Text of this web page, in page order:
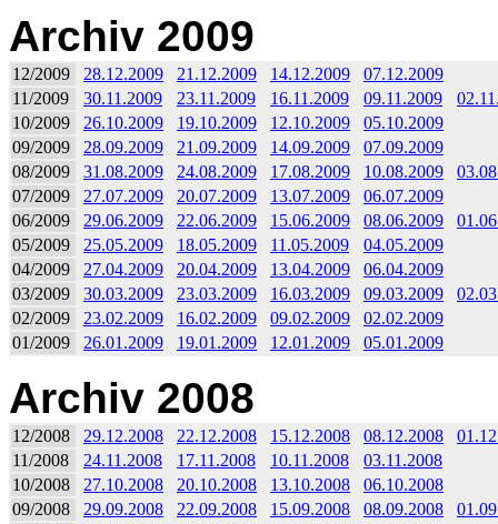
Archiv 2009
12/2009 28.12.2009 21.12.2009 14.12.2009
07.12.2009
11/2009
30.11.2009 23.11.2009 16.11.2009 09.11.2009
10/2009
26.10.2009 19.10.2009 12.10.2009
05.10.2009
09/2009
28.09.2009 21.09.2009 14.09.2009
07.09.2009
08/2009
31.08.2009 24.08.2009 17.08.2009 10.08.2009
07/2009
27.07.2009 20.07.2009 13.07.2009
06.07.2009
06/2009
29.06.2009 22.06.2009 15.06.2009 08.06.2009
05/2009
25.05.2009 18.05.2009 11.05.2009
04.05.2009
04/2009
27.04.2009 20.04.2009 13.04.2009
06.04.2009
03/2009
30.03.2009 23.03.2009 16.03.2009 09.03.2009
02/2009
23.02.2009 16.02.2009 09.02.2009
02.02.2009
01/2009
26.01.2009 19.01.2009 12.01.2009 05.01.2009
Archiv 2008
12/2008 29.12.2008 22.12.2008 15.12.2008 08.12.2008
11/2008
24.11.2008 17.11.2008 10.11.2008
03.11.2008
10/2008
27.10.2008 20.10.2008 13.10.2008
06.10.2008
09/2008
29.09.2008 22.09.2008 15.09.2008 08.09.2008